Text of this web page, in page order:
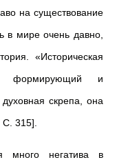
на существование
в мире очень давно,
«Историческая
формирующий и
скрепа, она
С. 315].
много негатива в